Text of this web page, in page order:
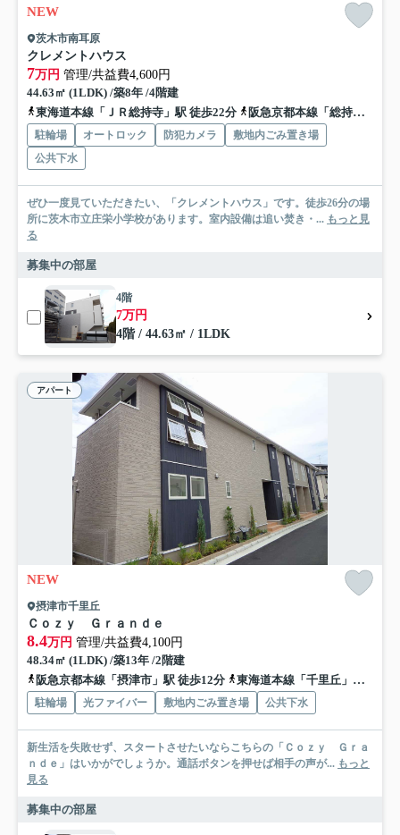
NEW
茨木市南耳原
クレメントハウス
7万円 管理/共益費4,600円
44.63㎡ (1LDK) /築8年 /4階建
東海道本線「ＪＲ総持寺」駅 徒歩22分
阪急京都本線「総持寺」駅 徒歩29分
駐輪場 オートロック 防犯カメラ
敷地内ごみ置き場
公共下水
ぜひ一度見ていただきたい、「クレメントハウス」です。徒歩26分の場
所に茨木市立庄栄小学校があります。室内設備は追い焚き・... もっと見
る
募集中の部屋
4階
7万円
4階 / 44.63㎡ / 1LDK
アパート
NEW
摂津市千里丘
Ｃｏｚｙ Ｇｒａｎｄｅ
8.4万円 管理/共益費4,100円
48.34㎡ (1LDK) /築13年 /2階建
阪急京都本線「摂津市」駅 徒歩12分
東海道本線「千里丘」駅 徒歩13分
駐輪場 光ファイバー 敷地内ごみ置き場 公共下水
新生活を失敗せず、スタートさせたいならこちらの「Ｃｏｚｙ Ｇｒａ
ｎｄｅ」はいかがでしょうか。通話ボタンを押せば相手の声が... もっと
見る
募集中の部屋